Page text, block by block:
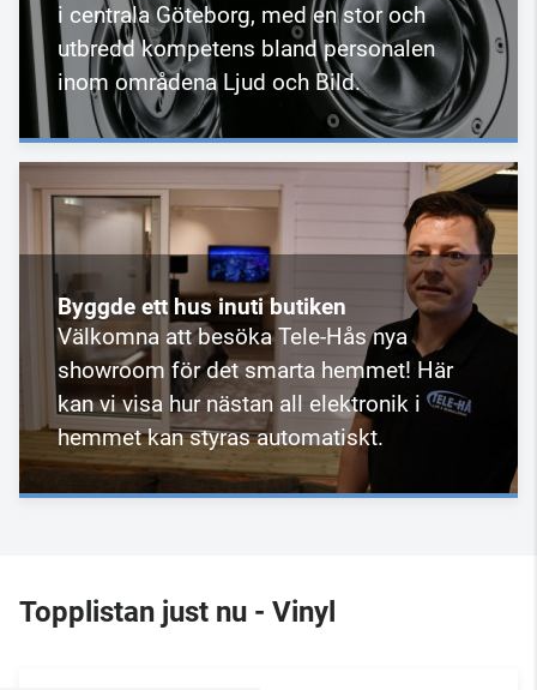
i centrala Göteborg, med en stor och
utbredd kompetens bland personalen
inom områdena Ljud och Bild.
Byggde ett hus inuti butiken
Välkomna att besöka Tele-Hås nya
showroom för det smarta hemmet! Här
kan vi visa hur nästan all elektronik i
hemmet kan styras automatiskt.
Topplistan just nu - Vinyl